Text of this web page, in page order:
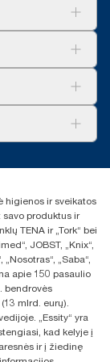
yra
higienos ir sveikatos
produktus ir
TENA ir „Tork“ bei
JOBST, „Knix“,
„Nosotras“, „Saba“,
apie 150 pasaulio
bendrovės
mlrd. eurų).
„Essity“ yra
kad kelyje į
ir į žiedinę